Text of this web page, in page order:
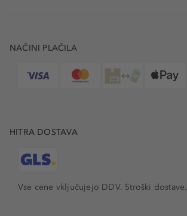
NAČINI PLAČILA
HITRA DOSTAVA
Vse cene vključujejo DDV. Stroški dostave.